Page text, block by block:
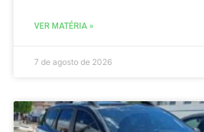
VER MATÉRIA »
7 de agosto de 2026